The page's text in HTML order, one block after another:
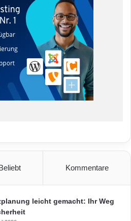
Kommentare
leicht gemacht: Ihr Weg